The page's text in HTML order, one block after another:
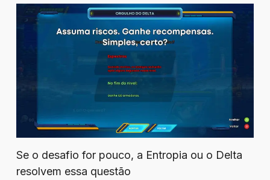
Se o desafio for pouco, a Entropia ou o Delta
resolvem essa questão